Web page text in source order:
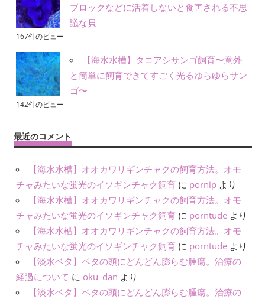
ブロックなどに活着しないと食害される不思
議な貝
167件のビュー
【海水水槽】タコアシサンゴ飼育〜意外
と簡単に飼育できてすごく光るゆらゆらサン
ゴ〜
142件のビュー
最近のコメント
【海水水槽】オオカワリギンチャクの飼育方法。オモ
チャみたいな蛍光のイソギンチャク飼育 に pornip より
【海水水槽】オオカワリギンチャクの飼育方法。オモ
チャみたいな蛍光のイソギンチャク飼育 に porntude より
【海水水槽】オオカワリギンチャクの飼育方法。オモ
チャみたいな蛍光のイソギンチャク飼育 に porntude より
【淡水ベタ】ベタの頭にどんどん膨らむ腫瘍。治療の
経過について に oku_dan より
【淡水ベタ】ベタの頭にどんどん膨らむ腫瘍。治療の